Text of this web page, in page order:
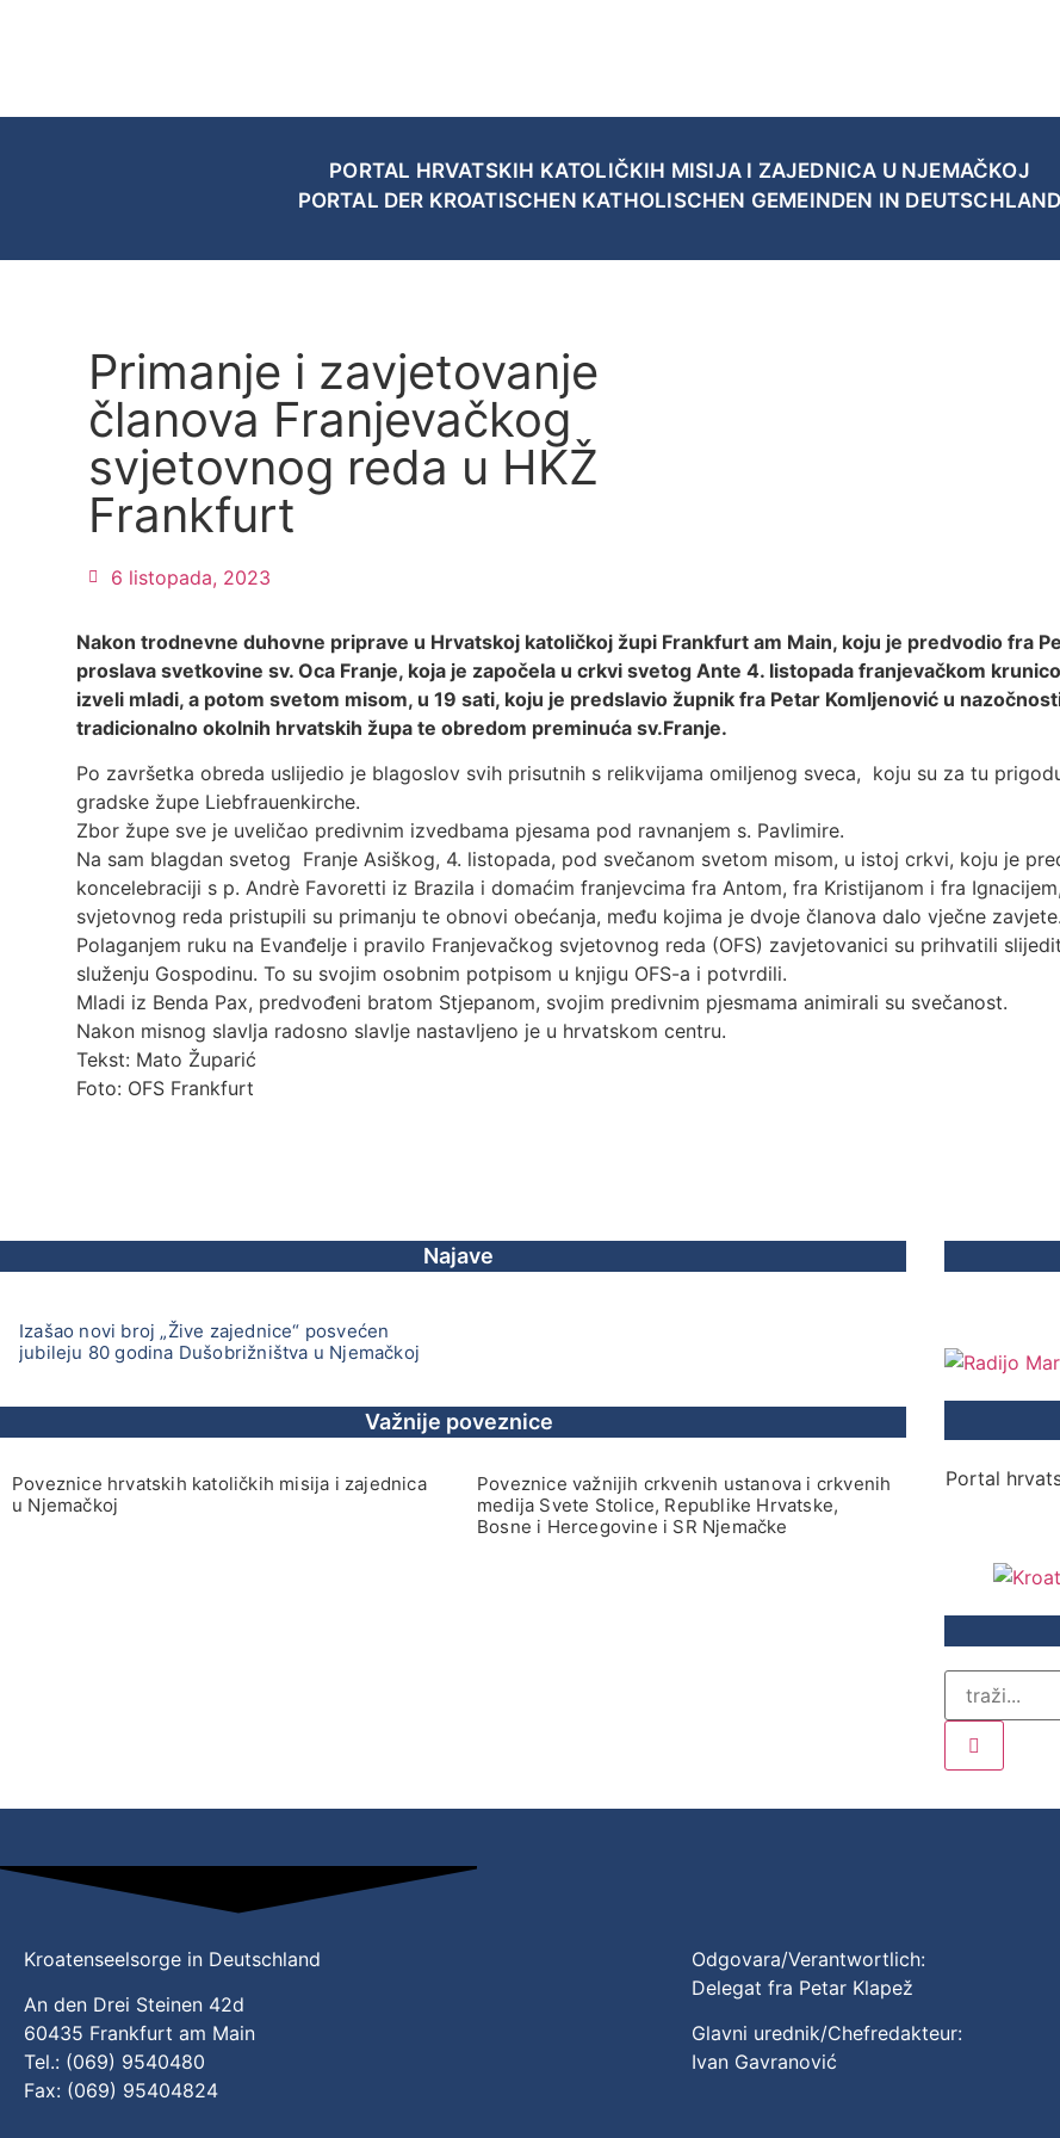
PORTAL HRVATSKIH KATOLIČKIH MISIJA I ZAJEDNICA U NJEMAČKOJ
PORTAL DER KROATISCHEN KATHOLISCHEN GEMEINDEN IN DEUTSCHLAND
Primanje i zavjetovanje
članova Franjevačkog
svjetovnog reda u HKŽ
Frankfurt
6 listopada, 2023
Nakon trodnevne duhovne priprave u Hrvatskoj katoličkoj župi Frankfurt am Main, koju je predvodio fra
proslava svetkovine sv. Oca Franje, koja je započela u crkvi svetog Ante 4. listopada franjevačkom
izveli mladi, a potom svetom misom, u 19 sati, koju je predslavio župnik fra Petar Komljenović u
tradicionalno okolnih hrvatskih župa te obredom preminuća sv.Franje.
Po završetka obreda uslijedio je blagoslov svih prisutnih s relikvijama omiljenog sveca, koju su za tu
gradske župe Liebfrauenkirche.
Zbor župe sve je uveličao predivnim izvedbama pjesama pod ravnanjem s. Pavlimire.
Na sam blagdan svetog Franje Asiškog, 4. listopada, pod svečanom svetom misom, u istoj crkvi, koju je
koncelebraciji s p. Andrè Favoretti iz Brazila i domaćim franjevcima fra Antom, fra Kristijanom i fra
svjetovnog reda pristupili su primanju te obnovi obećanja, među kojima je dvoje članova dalo vječne zavjete.
Polaganjem ruku na Evanđelje i pravilo Franjevačkog svjetovnog reda (OFS) zavjetovanici su prihvatili
služenju Gospodinu. To su svojim osobnim potpisom u knjigu OFS-a i potvrdili.
Mladi iz Benda Pax, predvođeni bratom Stjepanom, svojim predivnim pjesmama animirali su svečanost.
Nakon misnog slavlja radosno slavlje nastavljeno je u hrvatskom centru.
Tekst: Mato Župarić
Foto: OFS Frankfurt
Najave
Izašao novi broj „Žive zajednice“ posvećen
jubileju 80 godina Dušobrižništva u Njemačkoj
Važnije poveznice
Poveznice hrvatskih katoličkih misija i zajednica
u Njemačkoj
Poveznice važnijih crkvenih ustanova i crkvenih
medija Svete Stolice, Republike Hrvatske,
Bosne i Hercegovine i SR Njemačke
Portal
Kroatenseelsorge in Deutschland
An den Drei Steinen 42d
60435 Frankfurt am Main
Tel.: (069) 9540480
Fax: (069) 95404824
Odgovara/Verantwortlich:
Delegat fra Petar Klapež
Glavni urednik/Chefredakteur:
Ivan Gavranović